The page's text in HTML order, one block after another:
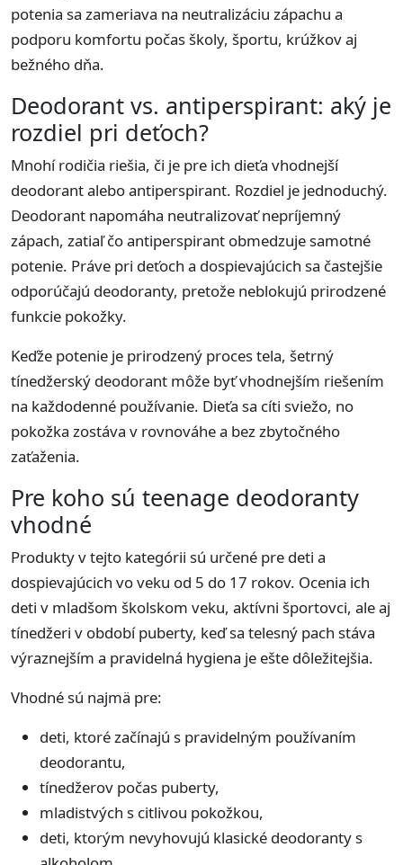
potenia sa zameriava na neutralizáciu zápachu a
podporu komfortu počas školy, športu, krúžkov aj
bežného dňa.
Deodorant vs. antiperspirant: aký je
rozdiel pri deťoch?
Mnohí rodičia riešia, či je pre ich dieťa vhodnejší
deodorant alebo antiperspirant. Rozdiel je jednoduchý.
Deodorant napomáha neutralizovať nepríjemný
zápach, zatiaľ čo antiperspirant obmedzuje samotné
potenie. Práve pri deťoch a dospievajúcich sa častejšie
odporúčajú deodoranty, pretože neblokujú prirodzené
funkcie pokožky.
Keďže potenie je prirodzený proces tela, šetrný
tínedžerský deodorant môže byť vhodnejším riešením
na každodenné používanie. Dieťa sa cíti sviežo, no
pokožka zostáva v rovnováhe a bez zbytočného
zaťaženia.
Pre koho sú teenage deodoranty
vhodné
Produkty v tejto kategórii sú určené pre deti a
dospievajúcich vo veku od 5 do 17 rokov. Ocenia ich
deti v mladšom školskom veku, aktívni športovci, ale aj
tínedžeri v období puberty, keď sa telesný pach stáva
výraznejším a pravidelná hygiena je ešte dôležitejšia.
Vhodné sú najmä pre:
deti, ktoré začínajú s pravidelným používaním
deodorantu,
tínedžerov počas puberty,
mladistvých s citlivou pokožkou,
deti, ktorým nevyhovujú klasické deodoranty s